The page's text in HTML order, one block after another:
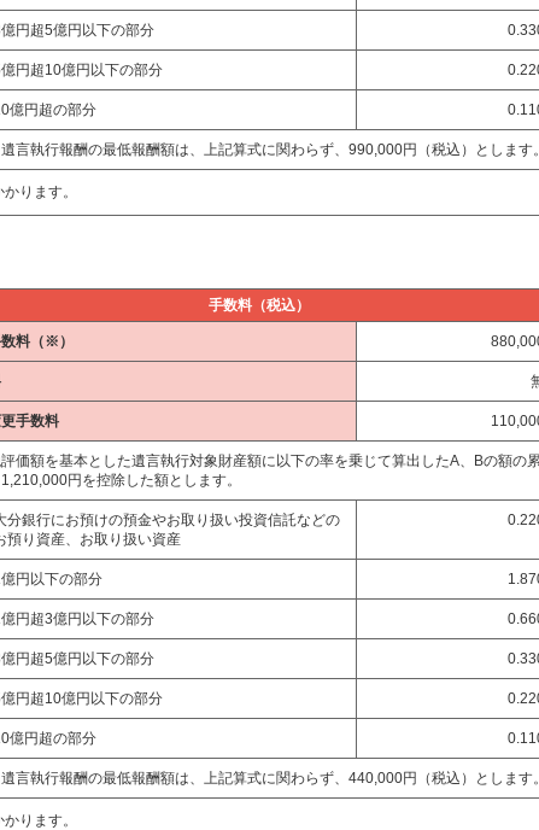
円超5億円以下の部分
円超10億円以下の部分
億円超の部分
言執行報酬の最低報酬額は、上記算式に関わらず、990,000円（税込）とします。
ります。
手数料（税込）
料（※）
手数料
価額を基本とした遺言執行対象財産額に以下の率を乗じて算出したA、Bの額の
円を控除した額とします。
分銀行にお預けの預金やお取り扱い投資信託などの
預り資産、お取り扱い資産
円以下の部分
円超3億円以下の部分
円超5億円以下の部分
円超10億円以下の部分
億円超の部分
言執行報酬の最低報酬額は、上記算式に関わらず、440,000円（税込）とします。
ります。